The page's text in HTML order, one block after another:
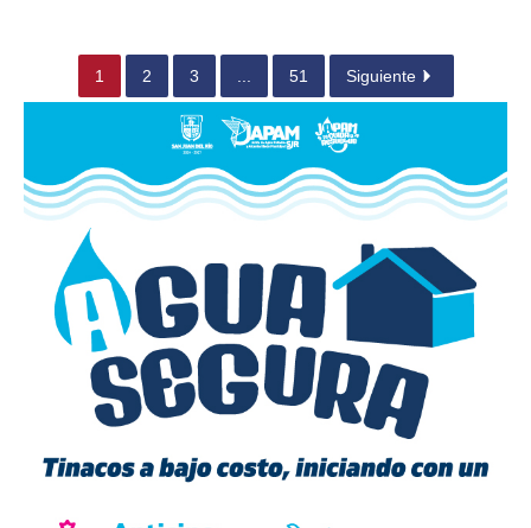
1 2 3 51 Siguiente